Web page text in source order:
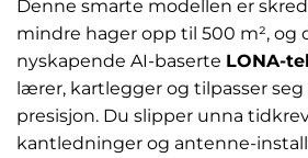
Denne smarte modellen er
mindre hager opp til 500 m², og
nyskapende AI-baserte LONA-
lærer, kartlegger og tilpasser
presisjon. Du slipper unna
kantledninger og antenne-